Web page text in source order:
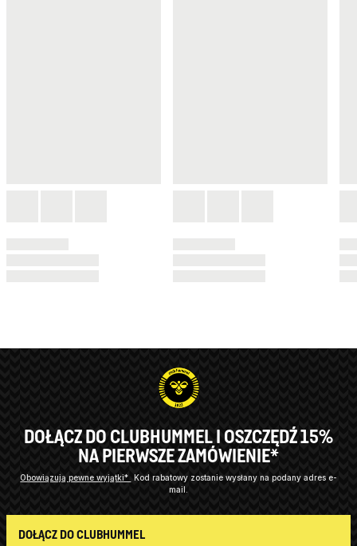
DOŁĄCZ DO CLUBHUMMEL I OSZCZĘDŹ 15%
NA PIERWSZE ZAMÓWIENIE*
Obowiązują pewne wyjątki*
Kod rabatowy zostanie wysłany na podany adres e-
mail.
DOŁĄCZ DO CLUBHUMMEL